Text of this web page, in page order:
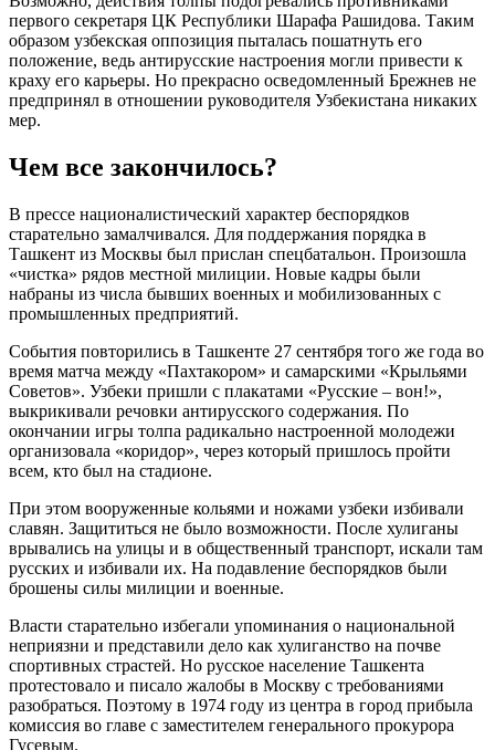
первого секретаря ЦК Республики Шарафа Рашидова. Таким
образом узбекская оппозиция пыталась пошатнуть его
положение, ведь антирусские настроения могли привести к
краху его карьеры. Но прекрасно осведомленный Брежнев не
предпринял в отношении руководителя Узбекистана никаких
мер.
Чем все закончилось?
В прессе националистический характер беспорядков
старательно замалчивался. Для поддержания порядка в
Ташкент из Москвы был прислан спецбатальон. Произошла
«чистка» рядов местной милиции. Новые кадры были
набраны из числа бывших военных и мобилизованных с
промышленных предприятий.
События повторились в Ташкенте 27 сентября того же года во
время матча между «Пахтакором» и самарскими «Крыльями
Советов». Узбеки пришли с плакатами «Русские – вон!»,
выкрикивали речовки антирусского содержания. По
окончании игры толпа радикально настроенной молодежи
организовала «коридор», через который пришлось пройти
всем, кто был на стадионе.
При этом вооруженные кольями и ножами узбеки избивали
славян. Защититься не было возможности. После хулиганы
врывались на улицы и в общественный транспорт, искали там
русских и избивали их. На подавление беспорядков были
брошены силы милиции и военные.
Власти старательно избегали упоминания о национальной
неприязни и представили дело как хулиганство на почве
спортивных страстей. Но русское население Ташкента
протестовало и писало жалобы в Москву с требованиями
разобраться. Поэтому в 1974 году из центра в город прибыла
комиссия во главе с заместителем генерального прокурора
Гусевым.